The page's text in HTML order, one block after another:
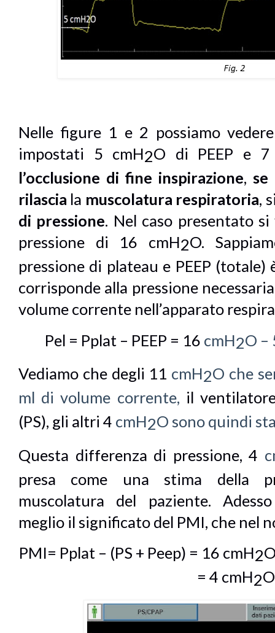
Nelle figure 1 e 2 possiamo
impostati 5 cmH2O di PEEP e 7
l’occlusione di fine inspirazione, se
rilascia la muscolatura respiratoria,
di pressione. Nel caso presentato
pressione di 16 cmH2O.
pressione di plateau e PEEP (totale)
corrisponde alla pressione
volume corrente nell’apparato
Pel = Pplat – PEEP = 16 cmH2O –
Vediamo che degli 11 cmH2O che
ml di volume corrente, il
(PS), gli altri 4 cmH2O sono quindi
Questa differenza di pressione, 4
presa come una stima della
muscolatura del paziente.
meglio il significato del PMI, che nel
PMI= Pplat – (PS + Peep) = 16 cmH2
= 4 cmH2O